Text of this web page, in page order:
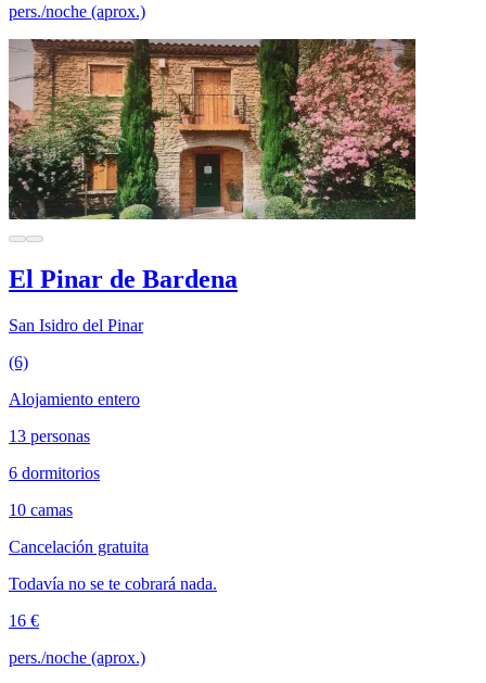
pers./noche (aprox.)
El Pinar de Bardena
San Isidro del Pinar
(6)
Alojamiento entero
13 personas
6 dormitorios
10 camas
Cancelación gratuita
Todavía no se te cobrará nada.
16 €
pers./noche (aprox.)